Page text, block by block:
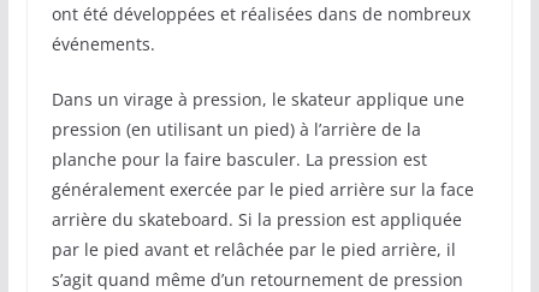
ont été développées et réalisées dans de nombreux
événements.
Dans un virage à pression, le skateur applique une
pression (en utilisant un pied) à l’arrière de la
planche pour la faire basculer. La pression est
généralement exercée par le pied arrière sur la face
arrière du skateboard. Si la pression est appliquée
par le pied avant et relâchée par le pied arrière, il
s’agit quand même d’un retournement de pression